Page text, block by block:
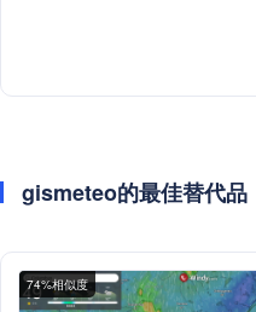
gismeteo的最佳替代品
74%相似度